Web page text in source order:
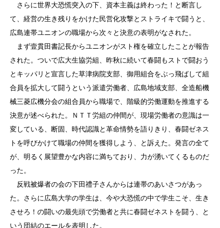
さらに世界大恐慌突入の下、資本主義は終わった！と断言し
て、経営の生き残りをかけた民営化攻撃とストライキで闘うと、
広島連帯ユニオンの職場から次々と決意の表明がなされた。
まず壹貫田書記長からユニオンがスト権を確立したことが報告
された。ついで広大生協労組、昨秋に続いて春闘もストで闘おう
とキッパリと宣言した草津病院支部、御用組合をぶっ飛ばして組
合員を拡大して闘うという派遣労働者、広島地域支部、全造船機
械三菱広機分会の組合員から職場で、階級的労働運動を推進する
決意が述べられた。ＮＴＴ労組の仲間が、現場労働者の意識は一
変している、断固、時代認識と革命情勢を語りきり、春闘ゼネス
トを呼びかけて職場の仲間を獲得しよう、と訴えた。発言の全て
が、明るく展望豊かな内容に満ちており、力が湧いてくるものだ
った。
反戦被爆者の会の下田禮子さんからは連帯のあいさつがあっ
た。さらに広島大学の学生は、今や大恐慌の中で学生こそ、生き
させろ！の闘いの最先頭で労働者と共に春闘ゼネストを闘う、と
いう団結のエールを表明した。